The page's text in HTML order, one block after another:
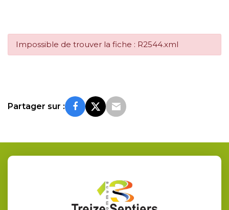
Impossible de trouver la fiche : R2544.xml
Partager sur :